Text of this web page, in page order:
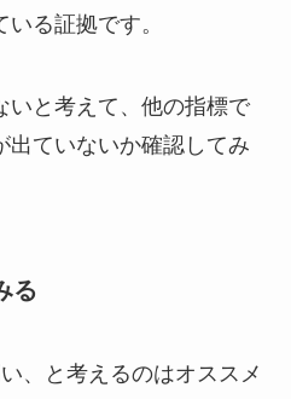
る証拠です。
いと考えて、他の指標で
出ていないか確認してみ
る
、と考えるのはオススメ